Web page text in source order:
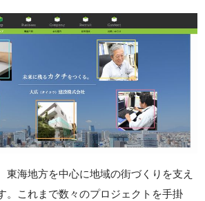
東海地方を中心に地域の街づくりを支え
。これまで数々のプロジェクトを手掛